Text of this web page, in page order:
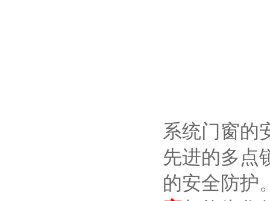
系统门窗的
先进的多点
的安全防护